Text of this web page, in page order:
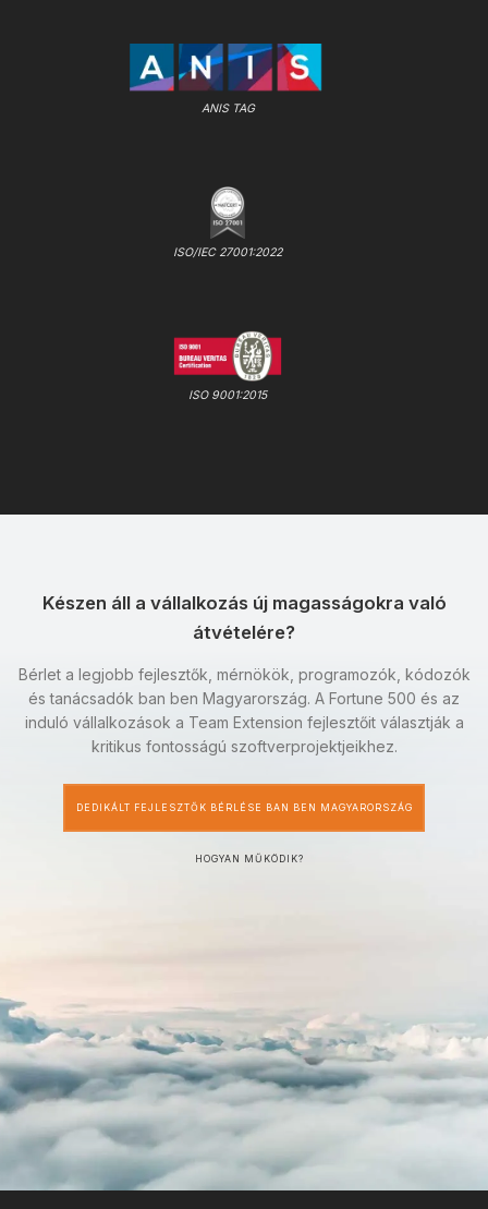
ANIS TAG
ISO/IEC 27001:2022
ISO 9001:2015
Készen áll a vállalkozás új magasságokra való
átvételére?
Bérlet a legjobb fejlesztők, mérnökök, programozók, kódozók
és tanácsadók ban ben Magyarország. A Fortune 500 és az
induló vállalkozások a Team Extension fejlesztőit választják a
kritikus fontosságú szoftverprojektjeikhez.
DEDIKÁLT FEJLESZTŐK BÉRLÉSE BAN BEN MAGYARORSZÁG
HOGYAN MŰKÖDIK?